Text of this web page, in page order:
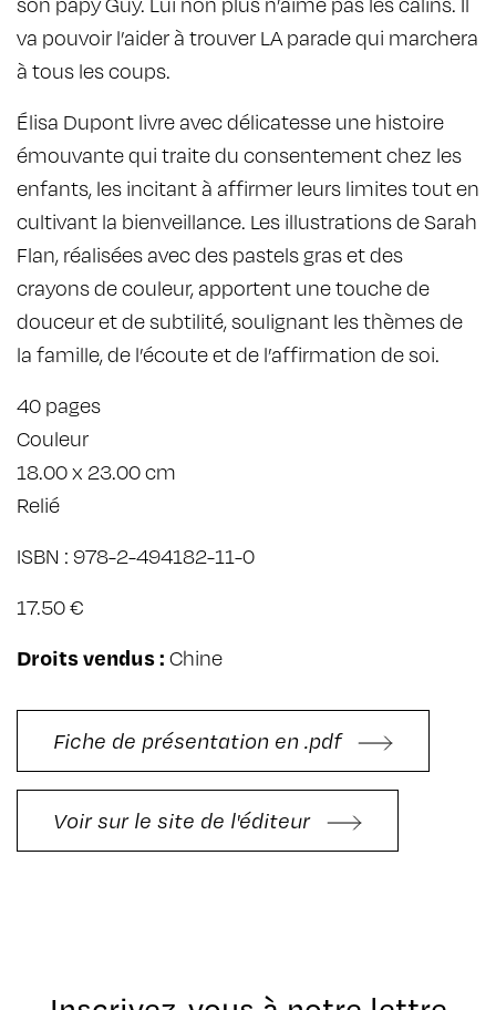
va pouvoir l’aider à trouver LA parade qui marchera
à tous les coups.
Élisa Dupont livre avec délicatesse une histoire
émouvante qui traite du consentement chez les
enfants, les incitant à affirmer leurs limites tout en
cultivant la bienveillance. Les illustrations de Sarah
Flan, réalisées avec des pastels gras et des
crayons de couleur, apportent une touche de
douceur et de subtilité, soulignant les thèmes de
la famille, de l’écoute et de l’affirmation de soi.
40 pages
Couleur
18.00 x 23.00 cm
Relié
ISBN : 978-2-494182-11-0
17.50 €
Droits vendus : Chine
Fiche de présentation en .pdf
Voir sur le site de l'éditeur